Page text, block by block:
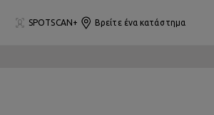
SPOTSCAN+ Βρείτε ένα κατάστημα